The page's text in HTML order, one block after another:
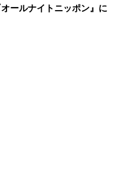
ールナイトニッポン』に